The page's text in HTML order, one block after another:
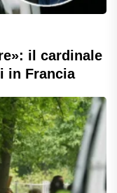
il cardinale
in Francia